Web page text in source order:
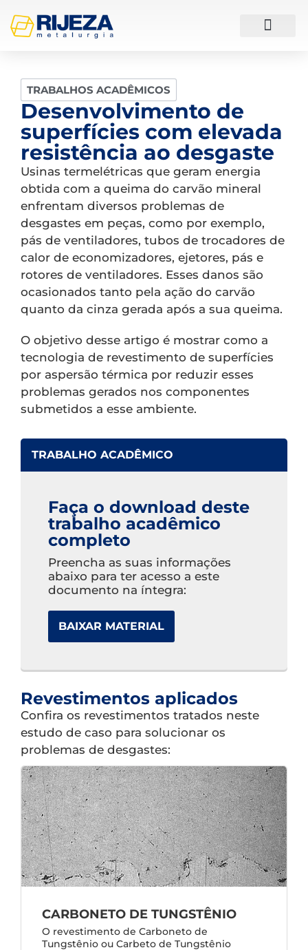
TRABALHOS ACADÊMICOS
Desenvolvimento de
superfícies com elevada
resistência ao desgaste
Usinas termelétricas que geram energia
obtida com a queima do carvão mineral
enfrentam diversos problemas de
desgastes em peças, como por exemplo,
pás de ventiladores, tubos de trocadores de
calor de economizadores, ejetores, pás e
rotores de ventiladores. Esses danos são
ocasionados tanto pela ação do carvão
quanto da cinza gerada após a sua queima.
O objetivo desse artigo é mostrar como a
tecnologia de revestimento de superfícies
por aspersão térmica por reduzir esses
problemas gerados nos componentes
submetidos a esse ambiente.
TRABALHO ACADÊMICO
Faça o download deste
trabalho acadêmico
completo
Preencha as suas informações
abaixo para ter acesso a este
documento na íntegra:
BAIXAR MATERIAL
Revestimentos aplicados
Confira os revestimentos tratados neste
estudo de caso para solucionar os
problemas de desgastes:
CARBONETO DE TUNGSTÊNIO
O revestimento de Carboneto de
Tungstênio ou Carbeto de Tungstênio